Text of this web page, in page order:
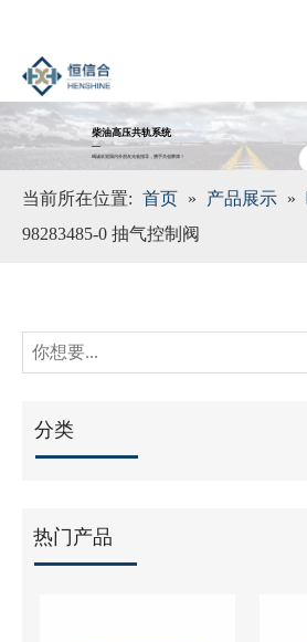
柴油高压共轨系统
__
竭诚欢迎国内外朋友光临指导，携手共创辉煌！
当前所在位置: 首页 » 产品展示 »
98283485-0 抽气控制阀
分类
热门产品